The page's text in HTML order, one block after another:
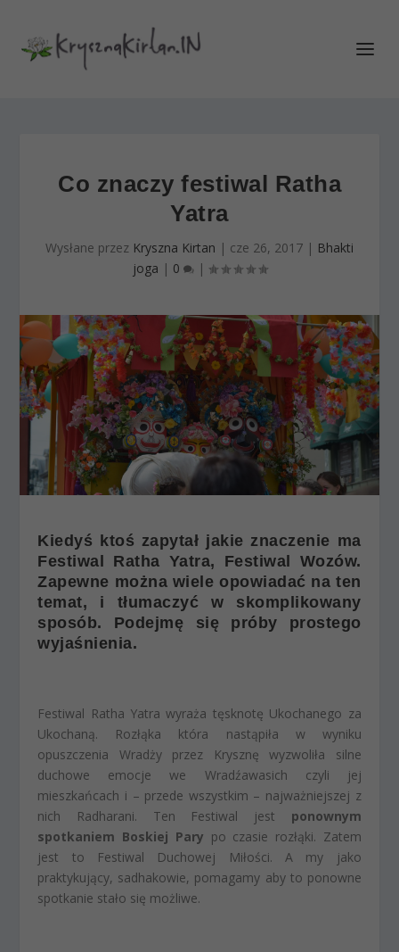
Co znaczy festiwal Ratha
Yatra
Wysłane przez Kryszna Kirtan | cze 26, 2017 | Bhakti
joga | 0 |
Kiedyś ktoś zapytał jakie znaczenie ma
Festiwal Ratha Yatra, Festiwal Wozów.
Zapewne można wiele opowiadać na ten
temat, i tłumaczyć w skomplikowany
sposób. Podejmę się próby prostego
wyjaśnienia.
Festiwal Ratha Yatra wyraża tęsknotę Ukochanego za
Ukochaną. Rozłąka która nastąpiła w wyniku
opuszczenia Wradży przez Krysznę wyzwoliła silne
duchowe emocje we Wradźawasich czyli jej
mieszkańcach i – przede wszystkim – najważniejszej z
nich Radharani. Ten Festiwal jest ponownym
spotkaniem Boskiej Pary po czasie rozłąki. Zatem
jest to Festiwal Duchowej Miłości. A my jako
praktykujący, sadhakowie, pomagamy aby to ponowne
spotkanie stało się możliwe.